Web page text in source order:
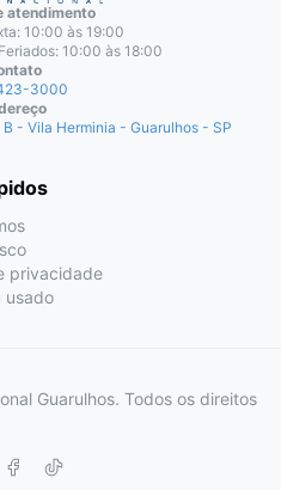
atendimento
10:00 às 19:00
10:00 às 18:00
3000
- Vila Herminia - Guarulhos - SP
privacidade
usado
Guarulhos. Todos os direitos